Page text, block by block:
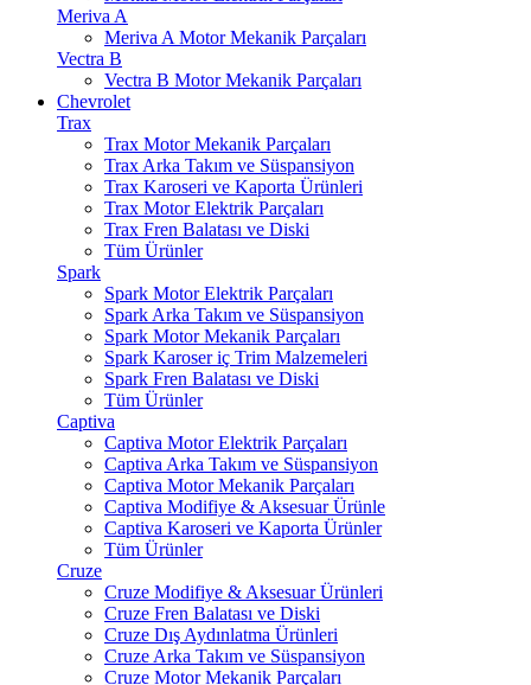
Meriva A
Meriva A Motor Mekanik Parçaları
Vectra B
Vectra B Motor Mekanik Parçaları
Chevrolet
Trax
Trax Motor Mekanik Parçaları
Trax Arka Takım ve Süspansiyon
Trax Karoseri ve Kaporta Ürünleri
Trax Motor Elektrik Parçaları
Trax Fren Balatası ve Diski
Tüm Ürünler
Spark
Spark Motor Elektrik Parçaları
Spark Arka Takım ve Süspansiyon
Spark Motor Mekanik Parçaları
Spark Karoser iç Trim Malzemeleri
Spark Fren Balatası ve Diski
Tüm Ürünler
Captiva
Captiva Motor Elektrik Parçaları
Captiva Arka Takım ve Süspansiyon
Captiva Motor Mekanik Parçaları
Captiva Modifiye & Aksesuar Ürünle
Captiva Karoseri ve Kaporta Ürünler
Tüm Ürünler
Cruze
Cruze Modifiye & Aksesuar Ürünleri
Cruze Fren Balatası ve Diski
Cruze Dış Aydınlatma Ürünleri
Cruze Arka Takım ve Süspansiyon
Cruze Motor Mekanik Parçaları